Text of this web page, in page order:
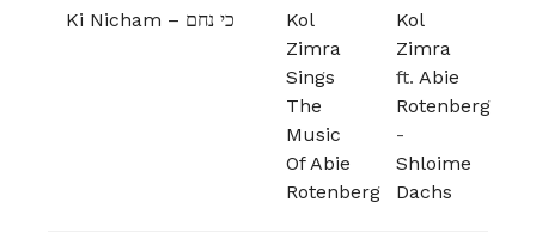
Ki Nicham – כי נחם
Kol
Zimra
Sings
The
Music
Of Abie
Rotenberg
Kol
Zimra
ft. Abie
Rotenberg
-
Shloime
Dachs